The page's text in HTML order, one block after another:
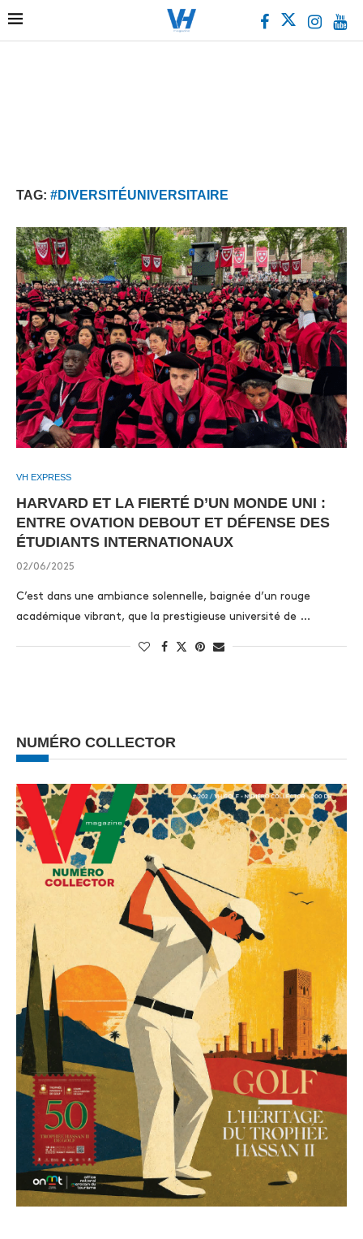
TAG: #DIVERSITÉUNIVERSITAIRE
VH EXPRESS
HARVARD ET LA FIERTÉ D’UN MONDE UNI :
ENTRE OVATION DEBOUT ET DÉFENSE DES
ÉTUDIANTS INTERNATIONAUX
02/06/2025
C’est dans une ambiance solennelle, baignée d’un rouge
académique vibrant, que la prestigieuse université de …
NUMÉRO COLLECTOR